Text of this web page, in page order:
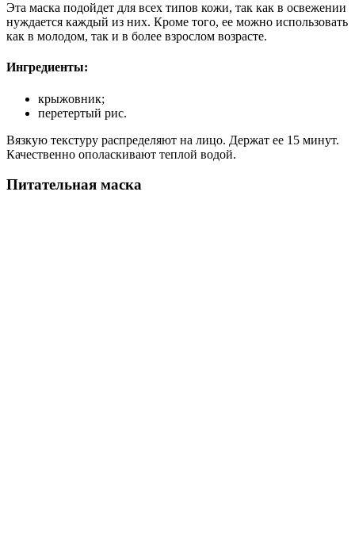
Эта маска подойдет для всех типов кожи, так как в освежении
нуждается каждый из них. Кроме того, ее можно использовать
как в молодом, так и в более взрослом возрасте.
Ингредиенты:
крыжовник;
перетертый рис.
Вязкую текстуру распределяют на лицо. Держат ее 15 минут.
Качественно ополаскивают теплой водой.
Питательная маска